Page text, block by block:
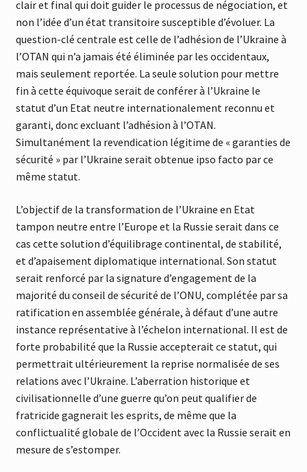
clair et final qui doit guider le processus de négociation, et
non l’idée d’un état transitoire susceptible d’évoluer. La
question-clé centrale est celle de l’adhésion de l’Ukraine à
l’OTAN qui n’a jamais été éliminée par les occidentaux,
mais seulement reportée. La seule solution pour mettre
fin à cette équivoque serait de conférer à l’Ukraine le
statut d’un Etat neutre internationalement reconnu et
garanti, donc excluant l’adhésion à l’OTAN.
Simultanément la revendication légitime de « garanties de
sécurité » par l’Ukraine serait obtenue ipso facto par ce
même statut.
L’objectif de la transformation de l’Ukraine en Etat
tampon neutre entre l’Europe et la Russie serait dans ce
cas cette solution d’équilibrage continental, de stabilité,
et d’apaisement diplomatique international. Son statut
serait renforcé par la signature d’engagement de la
majorité du conseil de sécurité de l’ONU, complétée par sa
ratification en assemblée générale, à défaut d’une autre
instance représentative à l’échelon international. Il est de
forte probabilité que la Russie accepterait ce statut, qui
permettrait ultérieurement la reprise normalisée de ses
relations avec l’Ukraine. L’aberration historique et
civilisationnelle d’une guerre qu’on peut qualifier de
fratricide gagnerait les esprits, de même que la
conflictualité globale de l’Occident avec la Russie serait en
mesure de s’estomper.